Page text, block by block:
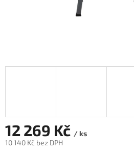
12 269 Kč / ks
10 140 Kč bez DPH